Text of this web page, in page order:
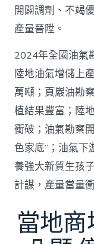
開闢調劑、不竭
產量晉陞。
2024年全國油氣
陸地油氣增儲上
萬噸；頁巖油勘
植結果豐富；陸
衝破；油氣勘察
色家底”；油氣
養強大新質生孩
計謀，產量當量
當地